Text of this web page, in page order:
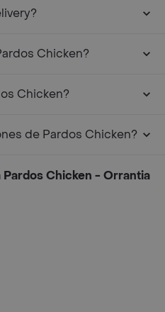
Chicken?
Chicken?
de Pardos Chicken?
Chicken - Orrantia